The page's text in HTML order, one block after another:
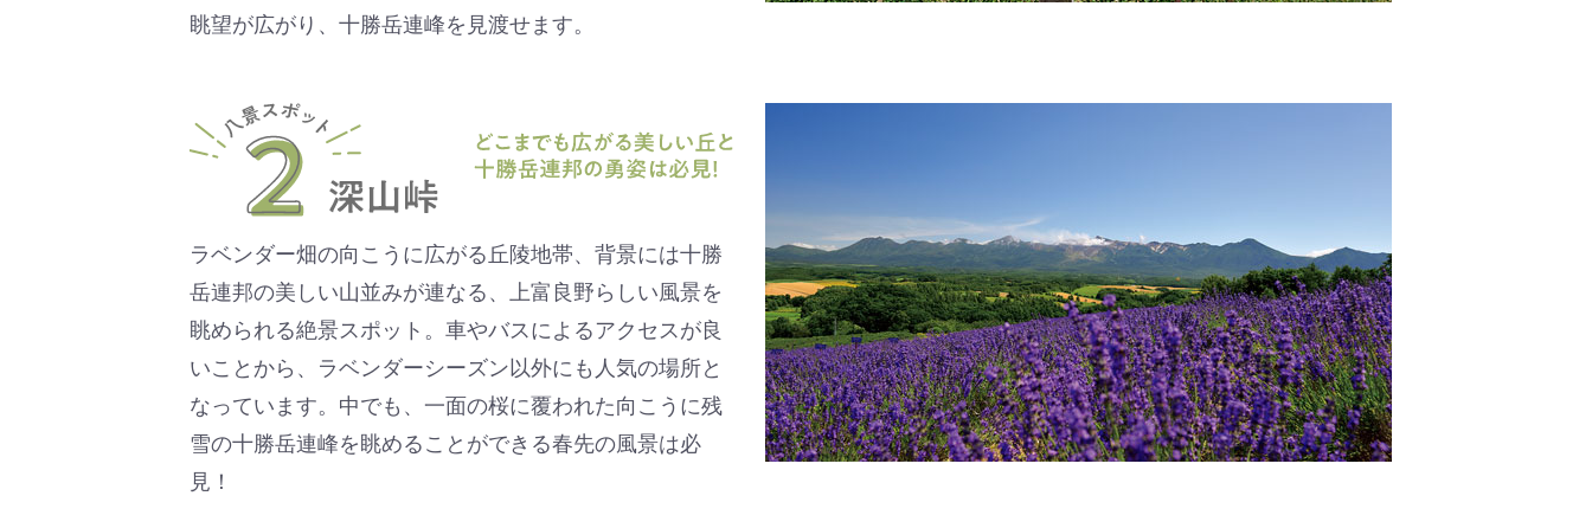
眺望が広がり、十勝岳連峰を見渡せます。
ラベンダー畑の向こうに広がる丘陵地帯、背景には十勝
岳連邦の美しい山並みが連なる、上富良野らしい風景を
眺められる絶景スポット。車やバスによるアクセスが良
いことから、ラベンダーシーズン以外にも人気の場所と
なっています。中でも、一面の桜に覆われた向こうに残
雪の十勝岳連峰を眺めることができる春先の風景は必
見！